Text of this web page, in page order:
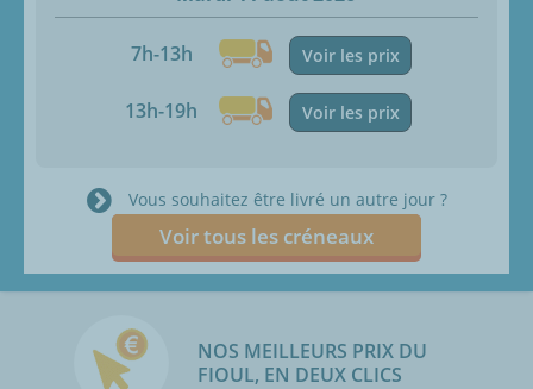
7h-13h Voir les prix
13h-19h Voir les prix
Vous souhaitez être livré un autre jour ?
Voir tous les créneaux
NOS MEILLEURS PRIX DU
FIOUL, EN DEUX CLICS